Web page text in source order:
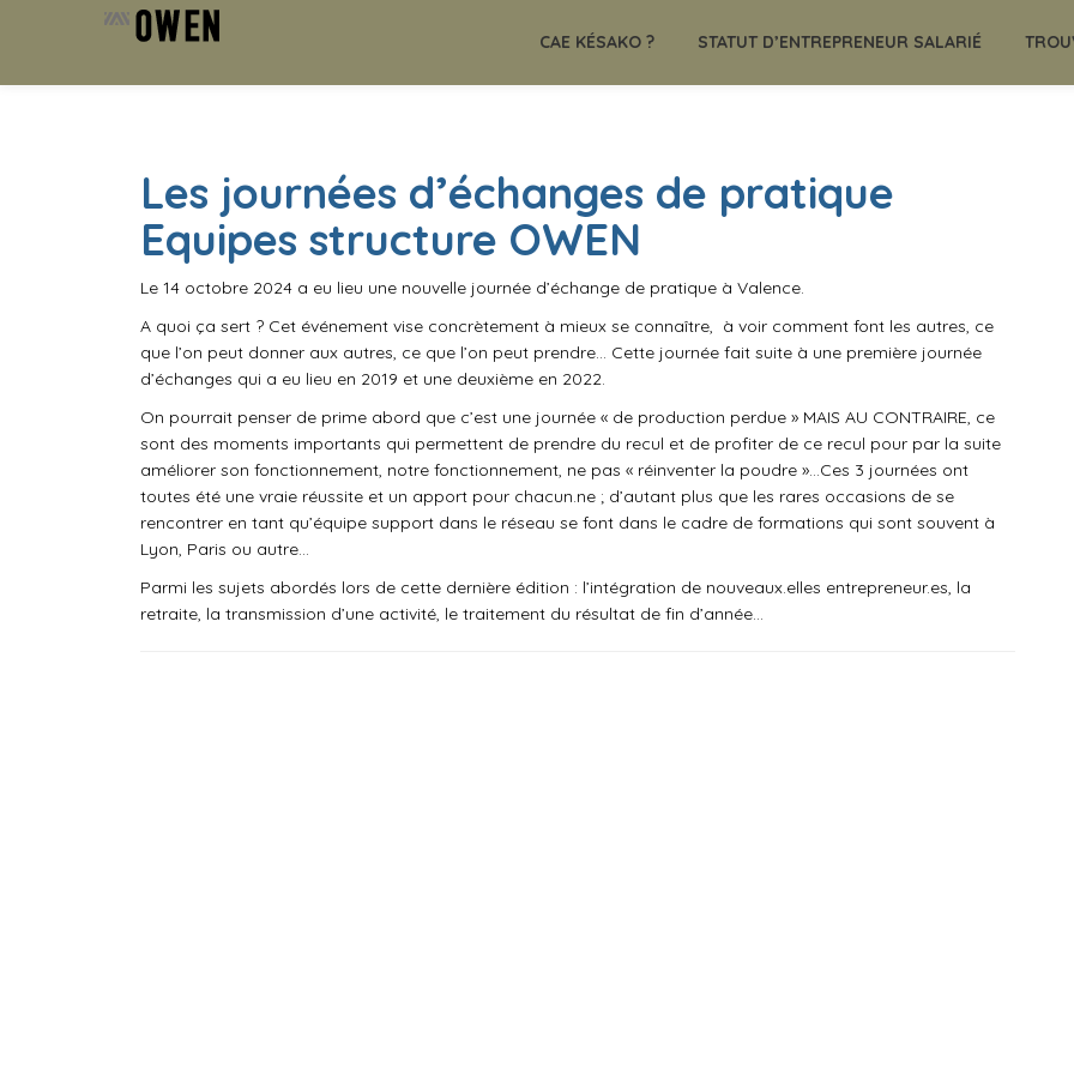
au
CAE KÉSAKO ? STATUT D’ENTREPRENEUR SALARIÉ
Les journées d’échanges de pratique
Equipes structure OWEN
Le 14 octobre 2024 a eu lieu une nouvelle journée d’échange de pratique à Valence.
A quoi ça sert ? Cet événement vise concrètement à mieux se connaître, à voir comment font les autres, ce
que l’on peut donner aux autres, ce que l’on peut prendre… Cette journée fait suite à une première journée
d’échanges qui a eu lieu en 2019 et une deuxième en 2022.
On pourrait penser de prime abord que c’est une journée « de production perdue » MAIS AU CONTRAIRE, ce
sont des moments importants qui permettent de prendre du recul et de profiter de ce recul pour par la suite
améliorer son fonctionnement, notre fonctionnement, ne pas « réinventer la poudre »…Ces 3 journées ont
toutes été une vraie réussite et un apport pour chacun.ne ; d’autant plus que les rares occasions de se
rencontrer en tant qu’équipe support dans le réseau se font dans le cadre de formations qui sont souvent à
Lyon, Paris ou autre…
Parmi les sujets abordés lors de cette dernière édition : l’intégration de nouveaux.elles entrepreneur.es, la
retraite, la transmission d’une activité, le traitement du résultat de fin d’année…